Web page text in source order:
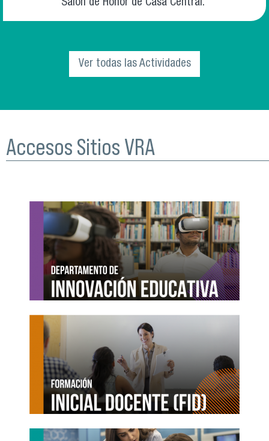
Salón de Honor de Casa Central.
Ver todas las Actividades
Accesos Sitios VRA